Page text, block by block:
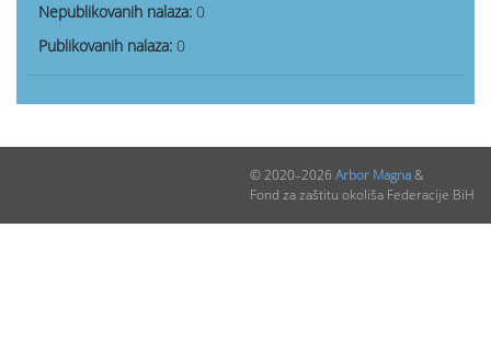
Nepublikovanih nalaza: 0
Publikovanih nalaza: 0
© 2020–2026 Arbor Magna&
Fond za zaštitu okoliša Federacije BiH